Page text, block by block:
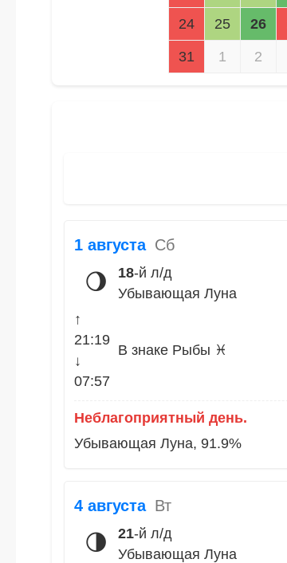
24 25 26
31 1 2
1 августа Сб
🌖 18-й л/д
Убывающая Луна
↑
21:19
↓
07:57
В знаке Рыбы ♓
Неблагоприятный день.
Убывающая Луна, 91.9%
4 августа Вт
🌗 21-й л/д
Убывающая Луна